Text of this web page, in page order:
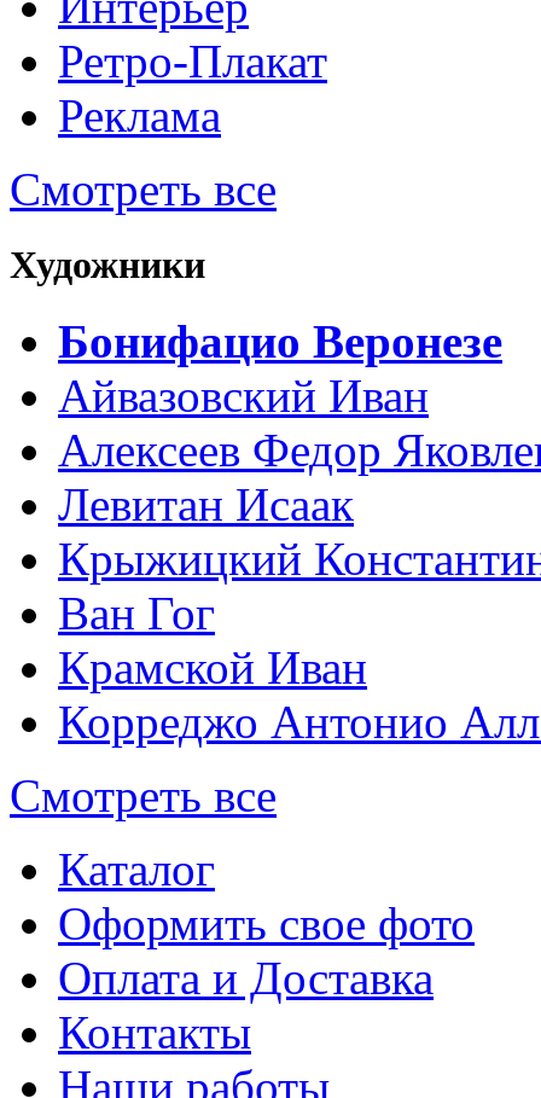
Ретро-Плакат
Реклама
Смотреть все
Художники
Бонифацио Веронезе
Айвазовский Иван
Алексеев Федор
Левитан Исаак
Крыжицкий
Ван Гог
Крамской Иван
Корреджо Антонио
Смотреть все
Каталог
Оформить свое фото
Оплата и Доставка
Контакты
Наши работы